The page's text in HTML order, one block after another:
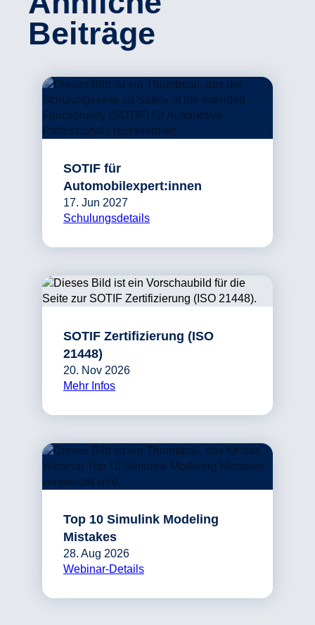
Beiträge
SOTIF für
Automobilexpert:innen
17. Jun 2027
Schulungsdetails
SOTIF Zertifizierung (ISO
21448)
20. Nov 2026
Mehr Infos
Top 10 Simulink Modeling
Mistakes
28. Aug 2026
Webinar-Details